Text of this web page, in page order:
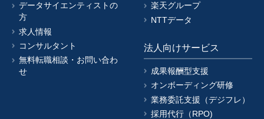
データサイエンティストの
方
求人情報
コンサルタント
無料転職相談・お問い合わ
せ
楽天グループ
NTTデータ
法人向けサービス
成果報酬型支援
オンボーディング研修
業務委託支援（デジフレ）
採用代行（RPO)